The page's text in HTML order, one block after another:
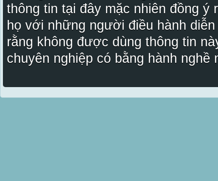
thông tin tại đây mặc nhiên đồng ý
họ với những người điều hành
rằng không được dùng thông tin
chuyên nghiệp có bằng hành